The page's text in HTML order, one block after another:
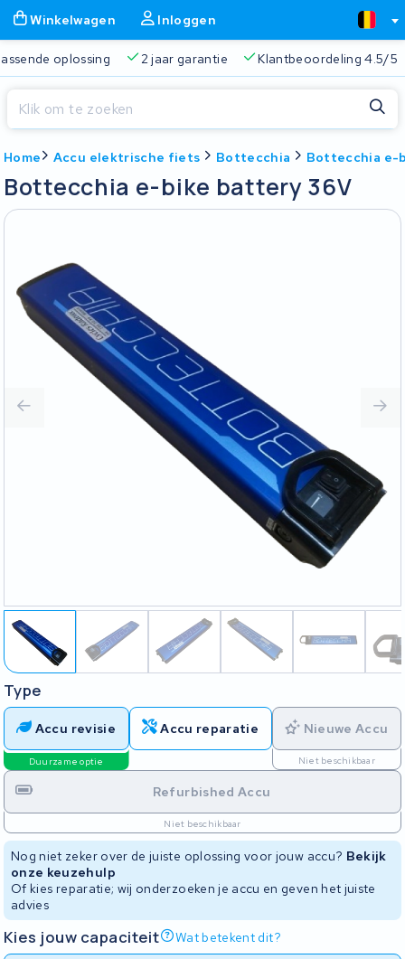
Winkelwagen Inloggen
oplossing 2 jaar garantie Klantbeoordeling 4.5/5
Home Accu elektrische fiets Bottecchia Bottecchia e-
Bottecchia e-bike battery 36V
Type
Accu revisie
Duurzame optie
Accu reparatie Nieuwe Accu
Niet beschikbaar
Refurbished Accu
Niet beschikbaar
Nog niet zeker over de juiste oplossing voor jouw accu? Bekijk
onze keuzehulp
Of kies reparatie; wij onderzoeken je accu en geven het juiste
advies
Kies jouw capaciteit Wat betekent dit?
Gratis verzending
Sluiten
Begin te typen in de zoekbalk om te zoeken